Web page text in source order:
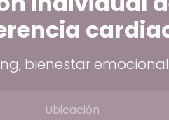
bienestar
Ubicación